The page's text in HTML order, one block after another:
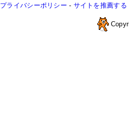
プライバシーポリシー - サイトを推薦する